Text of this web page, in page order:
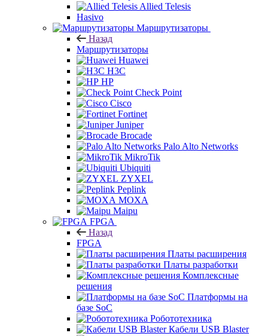
Allied Telesis
Hasivo
Маршрутизаторы
Назад
Маршрутизаторы
Huawei
H3C
HP
Check Point
Cisco
Fortinet
Juniper
Brocade
Palo Alto Networks
MikroTik
Ubiquiti
ZYXEL
Peplink
MOXA
Maipu
FPGA
Назад
FPGA
Платы расширения
Платы разработки
Комплексные
решения
Платформы на
базе SoC
Робототехника
Кабели USB Blaster